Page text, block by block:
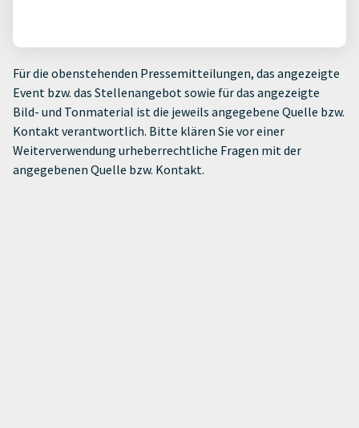
Für die obenstehenden Pressemitteilungen, das angezeigte
Event bzw. das Stellenangebot sowie für das angezeigte
Bild- und Tonmaterial ist die jeweils angegebene Quelle bzw.
Kontakt verantwortlich. Bitte klären Sie vor einer
Weiterverwendung urheberrechtliche Fragen mit der
angegebenen Quelle bzw. Kontakt.